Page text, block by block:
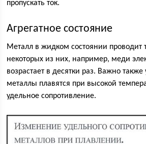
пропускать ток.
Агрегатное состояние
Металл в жидком состоянии проводит
некоторых из них, например, меди
возрастает в десятки раз. Важно также
металлы плавятся при высокой
удельное сопротивление.